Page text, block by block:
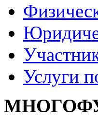
Услуги